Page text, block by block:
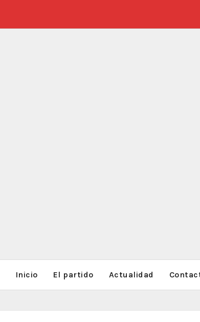
Inicio El partido Actualidad